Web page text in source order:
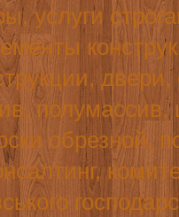
услуги
обрезной,